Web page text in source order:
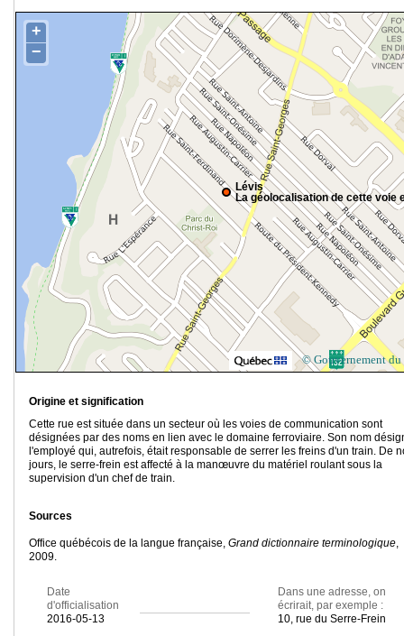
Lévis
La géolocalisation de cette voie
+
−
© Gouvernement du
Origine et signification
Cette rue est située dans un secteur où les voies de communication sont
désignées par des noms en lien avec le domaine ferroviaire. Son nom
l'employé qui, autrefois, était responsable de serrer les freins d'un train. De
jours, le serre-frein est affecté à la manœuvre du matériel roulant sous la
supervision d'un chef de train.
Sources
Office québécois de la langue française, Grand dictionnaire terminologique,
2009.
Date
d'officialisation
2016-05-13
Dans une adresse, on
écrirait, par exemple :
10, rue du Serre-Frein